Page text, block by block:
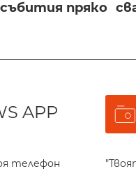
пряко
APP
телефон